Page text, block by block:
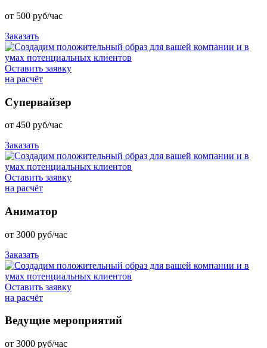
от 500 руб/час
Заказать
Оставить заявку
на расчёт
Супервайзер
от 450 руб/час
Заказать
Оставить заявку
на расчёт
Аниматор
от 3000 руб/час
Заказать
Оставить заявку
на расчёт
Ведущие мероприятий
от 3000 руб/час